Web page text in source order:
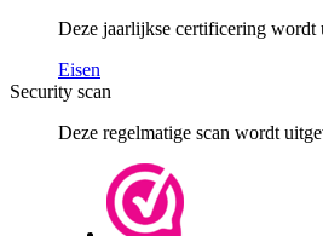
Deze jaarlijkse certificering wordt
Eisen
Security scan
Deze regelmatige scan wordt